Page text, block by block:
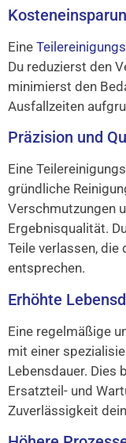
Eine
Du reduzierst den
minimierst den
Ausfallzeiten
Präzision und
Eine
gründliche
Verschmutzungen
Ergebnisqualität.
Teile verlassen, die
entsprechen.
Erhöhte
Eine regelmäßige
mit einer
Lebensdauer. Dies
Ersatzteil- und
Zuverlässigkeit